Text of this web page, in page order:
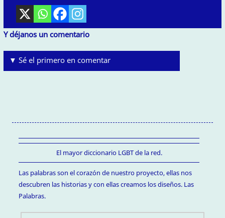
Y déjanos un comentario
▼ Sé el primero en comentar
El mayor diccionario LGBT de la red.
Las palabras son el corazón de nuestro proyecto, ellas nos
descubren las historias y con ellas creamos los diseños. Las
Palabras.